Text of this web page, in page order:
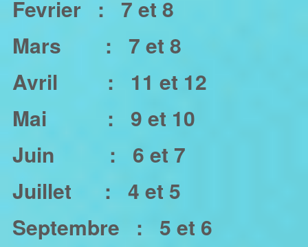
Fevrier :
7 et 8
Mars :
7 et 8
Avril :
11 et 12
Mai :
9 et 10
Juin :
6 et 7
Juillet :
4 et 5
Septembre :
5 et 6